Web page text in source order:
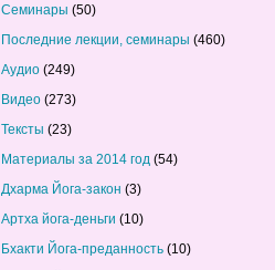
Семинары (50)
Последние лекции, семинары (460)
Аудио (249)
Видео (273)
Тексты (23)
Материалы за 2014 год (54)
Дхарма Йога-закон (3)
Артха йога-деньги (10)
Бхакти Йога-преданность (10)